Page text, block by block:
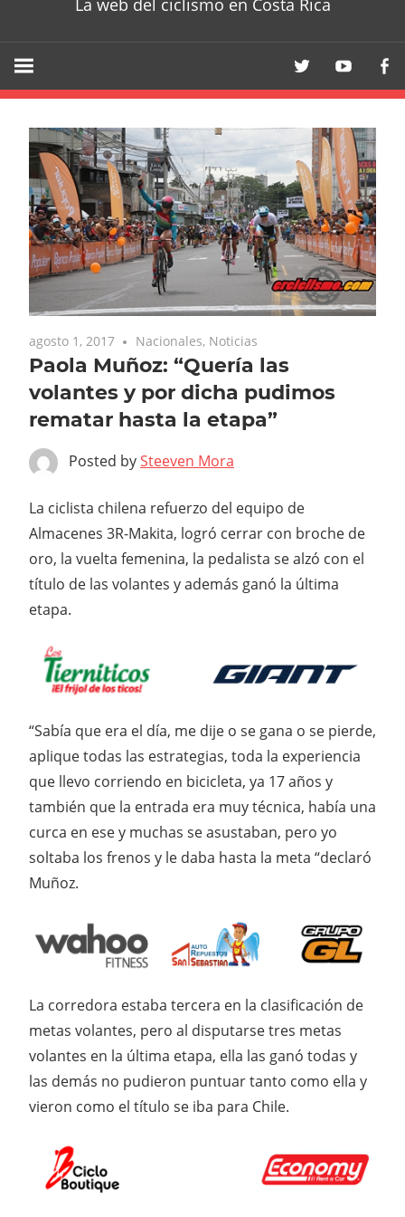
La web del ciclismo en Costa Rica
agosto 1, 2017 Nacionales, Noticias
Paola Muñoz: “Quería las
volantes y por dicha pudimos
rematar hasta la etapa”
Posted bySteeven Mora
La ciclista chilena refuerzo del equipo de
Almacenes 3R-Makita, logró cerrar con broche de
oro, la vuelta femenina, la pedalista se alzó con el
título de las volantes y además ganó la última
etapa.
“Sabía que era el día, me dije o se gana o se pierde,
aplique todas las estrategias, toda la experiencia
que llevo corriendo en bicicleta, ya 17 años y
también que la entrada era muy técnica, había una
curca en ese y muchas se asustaban, pero yo
soltaba los frenos y le daba hasta la meta “declaró
Muñoz.
La corredora estaba tercera en la clasificación de
metas volantes, pero al disputarse tres metas
volantes en la última etapa, ella las ganó todas y
las demás no pudieron puntuar tanto como ella y
vieron como el título se iba para Chile.